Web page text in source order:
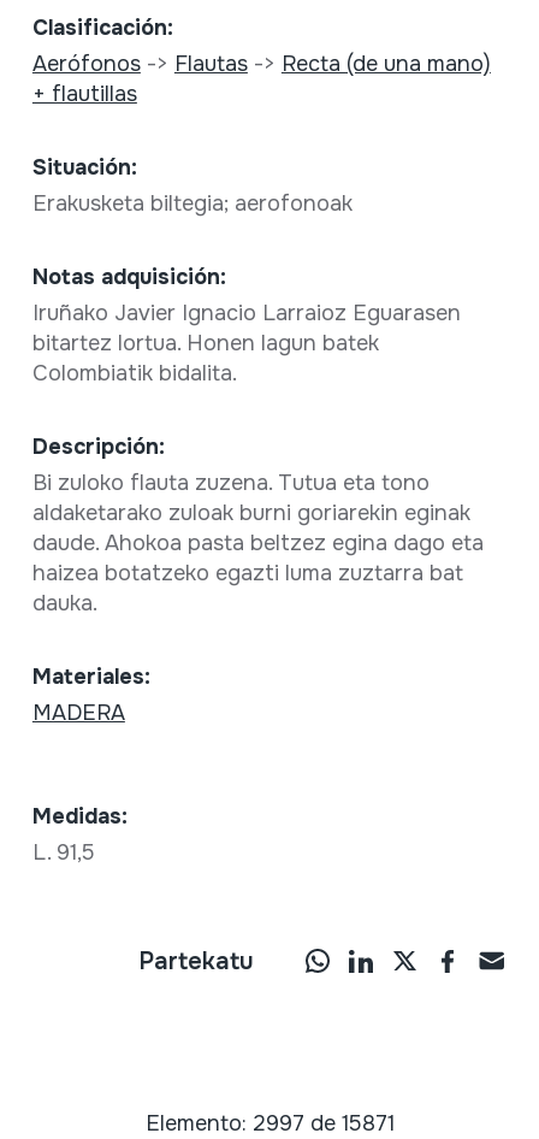
Clasificación:
Aerófonos-> Flautas-> Recta (de una mano)
+ flautillas
Situación:
Erakusketa biltegia; aerofonoak
Notas adquisición:
Iruñako Javier Ignacio Larraioz Eguarasen
bitartez lortua. Honen lagun batek
Colombiatik bidalita.
Descripción:
Bi zuloko flauta zuzena. Tutua eta tono
aldaketarako zuloak burni goriarekin eginak
daude. Ahokoa pasta beltzez egina dago eta
haizea botatzeko egazti luma zuztarra bat
dauka.
Materiales:
MADERA
Medidas:
L. 91,5
Partekatu
Elemento: 2997 de 15871